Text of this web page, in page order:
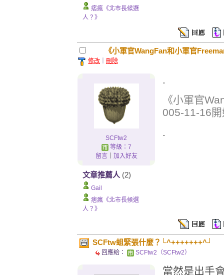
痞瘋《北市長候選
人？》
《小軍官WangFan和小軍官
修改 刪除
SCFtw2
等級：7
留言｜ 加入好友
文章推薦人 (2)
Gail
痞瘋《北市長候選
人？》
.
《小軍官
005-11-16
.
SCFtw蛆緊張什麼？└^+++++++^┘
回應給： SCFtw2（SCFtw2）
當然是出手